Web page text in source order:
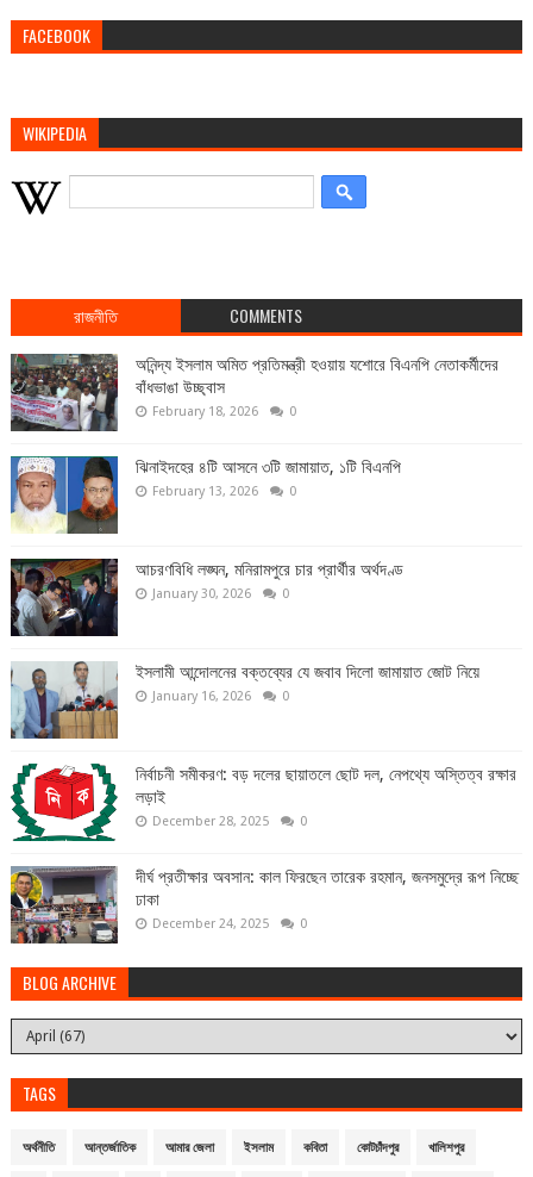
FACEBOOK
WIKIPEDIA
রাজনীতি COMMENTS
অনিন্দ্য ইসলাম অমিত প্রতিমন্ত্রী হওয়ায় যশোরে বিএনপি নেতাকর্মীদের
বাঁধভাঙা উচ্ছ্বাস
February 18, 2026 0
ঝিনাইদহের ৪টি আসনে ৩টি জামায়াত, ১টি বিএনপি
February 13, 2026 0
আচরণবিধি লঙ্ঘন, মনিরামপুরে চার প্রার্থীর অর্থদণ্ড
January 30, 2026 0
ইসলামী আন্দোলনের বক্তব্যের যে জবাব দিলো জামায়াত জোট নিয়ে
January 16, 2026 0
নির্বাচনী সমীকরণ: বড় দলের ছায়াতলে ছোট দল, নেপথ্যে অস্তিত্ব রক্ষার
লড়াই
December 28, 2025 0
দীর্ঘ প্রতীক্ষার অবসান: কাল ফিরছেন তারেক রহমান, জনসমুদ্রে রূপ নিচ্ছে
ঢাকা
December 24, 2025 0
BLOG ARCHIVE
TAGS
অর্থনীতি আন্তর্জাতিক আমার জেলা ইসলাম কবিতা কোটচাঁদপুর খালিশপুর